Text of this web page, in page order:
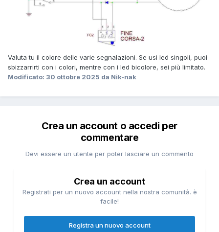
Valuta tu il colore delle varie segnalazioni. Se usi led singoli, puoi
sbizzarrirti con i colori, mentre con i led bicolore, sei più limitato.
Modificato: 30 ottobre 2025 da Nik-nak
Crea un account o accedi per
commentare
Devi essere un utente per poter lasciare un commento
Crea un account
Registrati per un nuovo account nella nostra comunità. è
facile!
Registra un nuovo account